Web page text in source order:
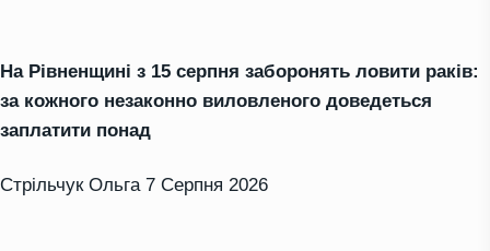
На Рівненщині з 15 серпня заборонять ловити раків:
за кожного незаконно виловленого доведеться
заплатити понад
Стрільчук Ольга 7 Серпня 2026